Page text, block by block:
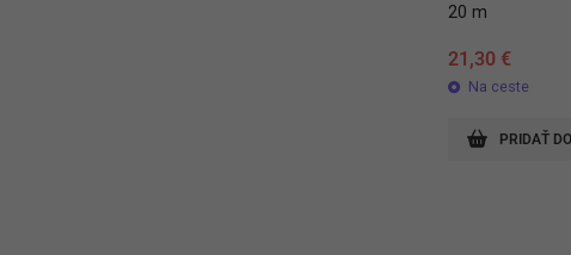
20 m
21,30 €
Na ceste
PRIDAŤ